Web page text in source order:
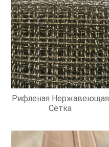
Рифленая Нержавеющая
Сетка